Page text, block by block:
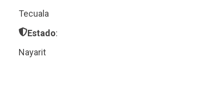
Tecuala
Estado:
Nayarit